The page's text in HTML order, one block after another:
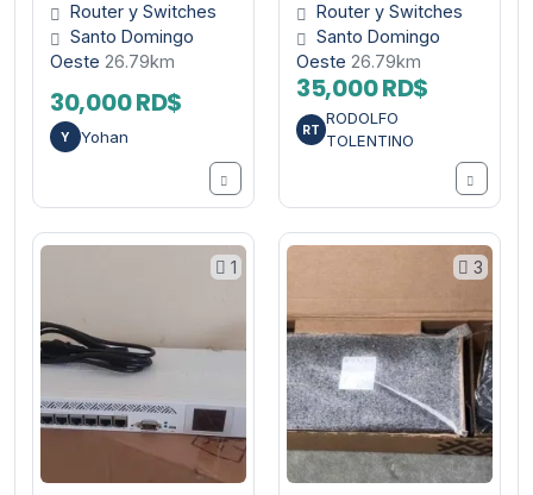
Router y Switches
Santo Domingo
Oeste 26.79km
30,000 RD$
Y Yohan
Router y Switches
Santo Domingo
Oeste 26.79km
35,000 RD$
RT
RODOLFO
TOLENTINO
1 3